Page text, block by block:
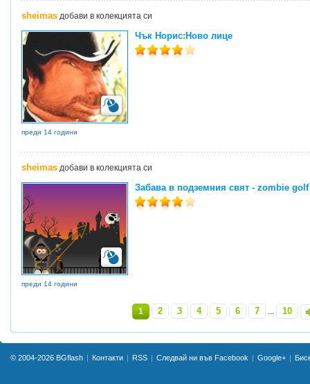
sheimas добави в колекцията си
Чък Норис:Ново лице
преди 14 години
sheimas добави в колекцията си
Забава в подземния свят - zombie
преди 14 години
1 2 3 4 5 6 7 ... 10»
© 2004-2026 BGflash Контакти RSS Следвай ни във Facebook Google+